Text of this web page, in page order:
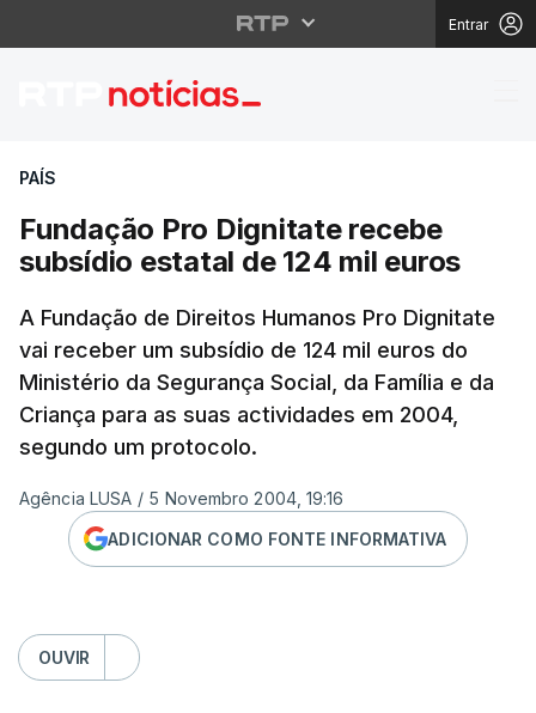
Entrar
Fundação Pro
PAÍS
Fundação Pro Dignitate recebe
subsídio estatal de 124 mil euros
A Fundação de Direitos Humanos Pro Dignitate
vai receber um subsídio de 124 mil euros do
Ministério da Segurança Social, da Família e da
Criança para as suas actividades em 2004,
segundo um protocolo.
Agência LUSA / 5 Novembro 2004, 19:16
ADICIONAR COMO FONTE INFORMATIVA
OUVIR